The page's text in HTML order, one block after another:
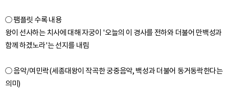
13. 후례[後禮] - 음향
14. 예필[禮畢] - 음향
1:05:52
○ 팸플릿 수록 내용
왕이 선사하는 치사에 대해 자궁이 '오늘의 이 경사를 전하와 더불어 만백성과
함께 하겠노라'는 선지를 내림
○ 음악/여민락(세종대왕이 작곡한 궁중음악, 백성과 더불어 동거동락한다는